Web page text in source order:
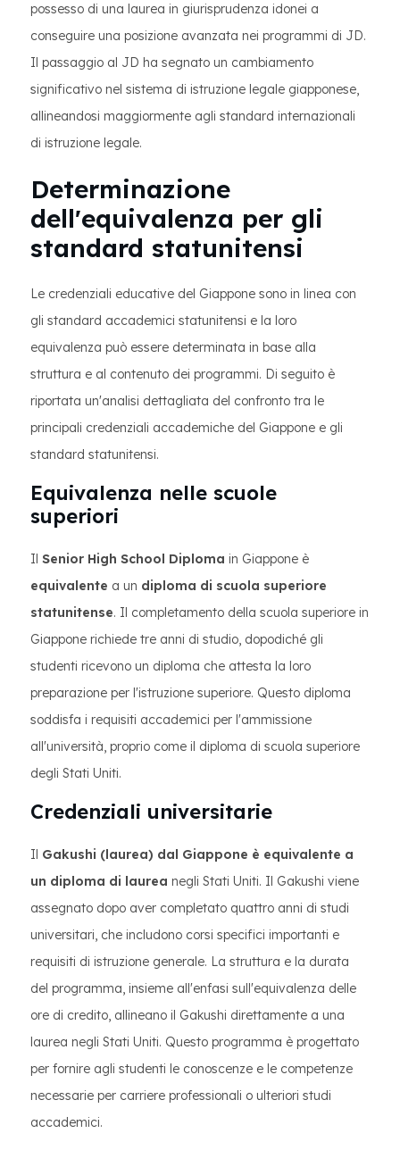
possesso di una laurea in giurisprudenza idonei a
conseguire una posizione avanzata nei programmi di JD.
Il passaggio al JD ha segnato un cambiamento
significativo nel sistema di istruzione legale giapponese,
allineandosi maggiormente agli standard internazionali
di istruzione legale.​
Determinazione
dell'equivalenza per gli
standard statunitensi
Le credenziali educative del Giappone sono in linea con
gli standard accademici statunitensi e la loro
equivalenza può essere determinata in base alla
struttura e al contenuto dei programmi. Di seguito è
riportata un'analisi dettagliata del confronto tra le
principali credenziali accademiche del Giappone e gli
standard statunitensi.
Equivalenza nelle scuole
superiori
Il Senior High School Diploma in Giappone è
equivalente a un diploma di scuola superiore
statunitense. Il completamento della scuola superiore in
Giappone richiede tre anni di studio, dopodiché gli
studenti ricevono un diploma che attesta la loro
preparazione per l'istruzione superiore. Questo diploma
soddisfa i requisiti accademici per l'ammissione
all'università, proprio come il diploma di scuola superiore
degli Stati Uniti.
Credenziali universitarie
Il Gakushi (laurea) dal Giappone è equivalente a
un diploma di laurea negli Stati Uniti. Il Gakushi viene
assegnato dopo aver completato quattro anni di studi
universitari, che includono corsi specifici importanti e
requisiti di istruzione generale. La struttura e la durata
del programma, insieme all'enfasi sull'equivalenza delle
ore di credito, allineano il Gakushi direttamente a una
laurea negli Stati Uniti. Questo programma è progettato
per fornire agli studenti le conoscenze e le competenze
necessarie per carriere professionali o ulteriori studi
accademici.